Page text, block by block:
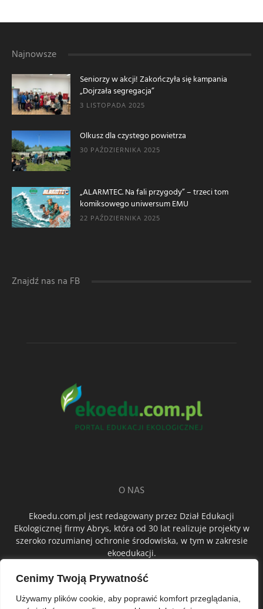
Cenimy Twoją Prywatność
Używamy plików cookie, aby poprawić komfort przeglądania,
Najnowsze
Seniorzy w akcji! Zakończyła się kampania
„Dojrzała segregacja”
3 LISTOPADA 2025
Olkusz dla czystego powietrza
30 PAŹDZIERNIKA 2025
„ALARMTEC. Na fali przygody” – trzeci tom
komiksowego uniwersum EMU
22 PAŹDZIERNIKA 2025
Znajdź nas na FB
O NAS
Ekoedu.com.pl jest redagowany przez Dział Edukacji
Ekologicznej firmy Abrys, która od 30 lat realizuje projekty w
szeroko rozumianej ochronie środowiska, w tym w zakresie
ekoedukacji.
ŚLEDŹ NAS